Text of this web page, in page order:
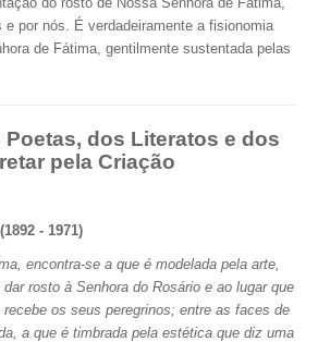
e por nós. É verdadeiramente a fisionomia
de Fátima, gentilmente sustentada pelas
dos Literatos e dos
pela Criação
- 1971)
encontra-se a que é modelada pela arte,
rosto à Senhora do Rosário e ao lugar que
os seus peregrinos; entre as faces de
a que é timbrada pela estética que diz uma